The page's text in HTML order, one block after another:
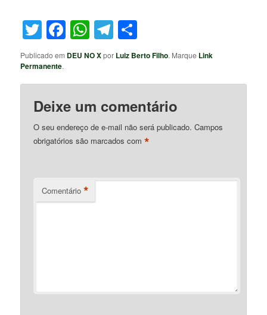
Twitter
Facebook
WhatsApp
Telegram
Publicado em DEU NO Xpor Luiz Berto Filho. Marque Link
Permanente.
Deixe um comentário
O seu endereço de e-mail não será publicado. Campos
obrigatórios são marcados com*
Comentário *